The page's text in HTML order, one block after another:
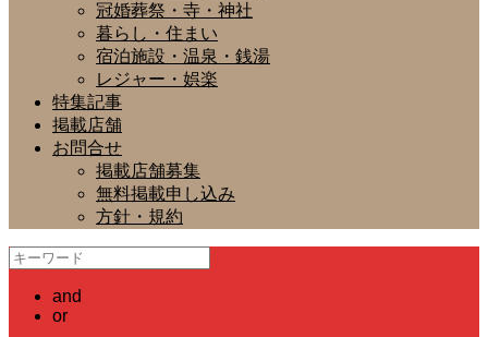
冠婚葬祭・寺・神社
暮らし・住まい
宿泊施設・温泉・銭湯
レジャー・娯楽
特集記事
掲載店舗
お問合せ
掲載店舗募集
無料掲載申し込み
方針・規約
and
or